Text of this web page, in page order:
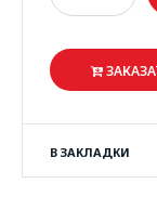
В ЗАКЛАДКИ